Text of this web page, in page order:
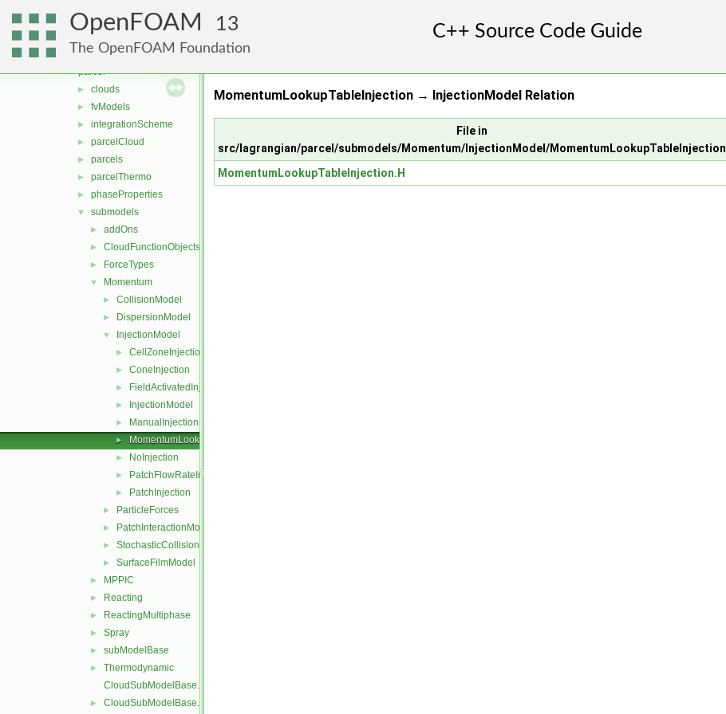
OpenFOAM 13
The OpenFOAM Foundation
► DSMC
functionObjects
molecularDynamics
▼ parcel
► clouds
► fvModels
► integrationScheme
► parcelCloud
► parcels
► parcelThermo
► phaseProperties
▼ submodels
► addOns
► CloudFunctionObjects
► ForceTypes
▼ Momentum
► CollisionModel
► DispersionModel
▼ InjectionModel
► CellZoneInjection
► ConeInjection
► FieldActivatedInjection
► InjectionModel
► ManualInjection
► MomentumLookupTableInjection
► NoInjection
► PatchFlowRateInjection
► PatchInjection
► ParticleForces
► PatchInteractionModel
► StochasticCollision
► SurfaceFilmModel
► MPPIC
► Reacting
► ReactingMultiphase
► Spray
► subModelBase
►
Thermodynamic
CloudSubModelBase.C
► CloudSubModelBase.H
MomentumLookupTableInjection → InjectionModel Relation
File in
src/lagrangian/parcel/submodels/Momentum/InjectionModel/MomentumLookupTableInjection
MomentumLookupTableInjection.H